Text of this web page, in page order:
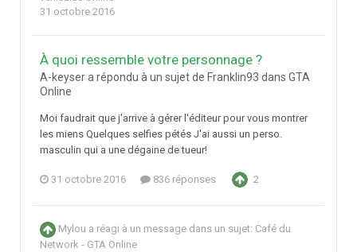
31 octobre 2016
À quoi ressemble votre personnage ?
A-keyser a répondu à un sujet de Franklin93 dans GTA
Online
Moi faudrait que j'arrive à gérer l'éditeur pour vous montrer
les miens Quelques selfies pétés J'ai aussi un perso.
masculin qui a une dégaine de tueur!
31 octobre 2016 836 réponses 2
Mylou a réagi à un message dans un sujet: Café du
Network - GTA Online